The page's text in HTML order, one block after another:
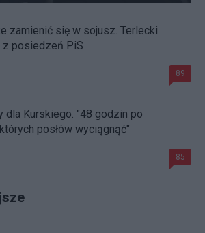
zamienić się w sojusz. Terlecki
z posiedzeń PiS
89
dla Kurskiego. "48 godzin po
posłów wyciągnąć"
85